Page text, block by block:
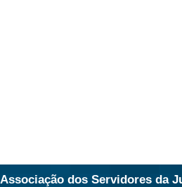
Associação dos Servidores da